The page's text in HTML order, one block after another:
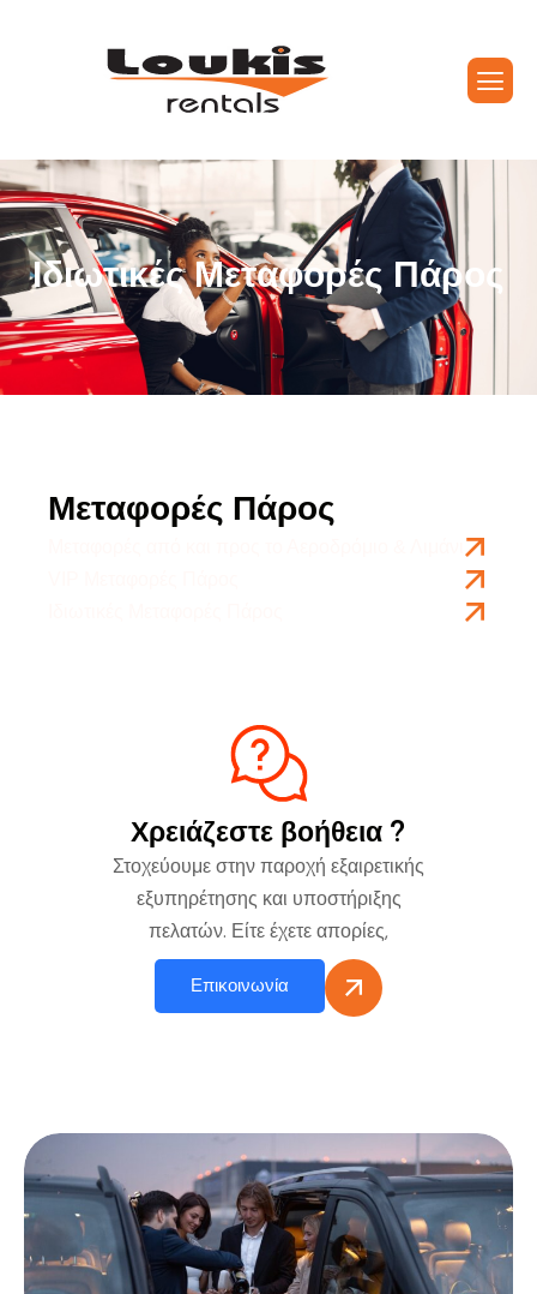
Ιδιωτικές Μεταφορές Πάρο ς
Μεταφορές Πάρος
Χρειάζεστε βοήθεια ?
Στοχεύουμε στην παροχή εξαιρετικής
εξυπηρέτησης και υποστήριξης
πελατών. Είτε έχετε απορίες,
Επικοινωνία